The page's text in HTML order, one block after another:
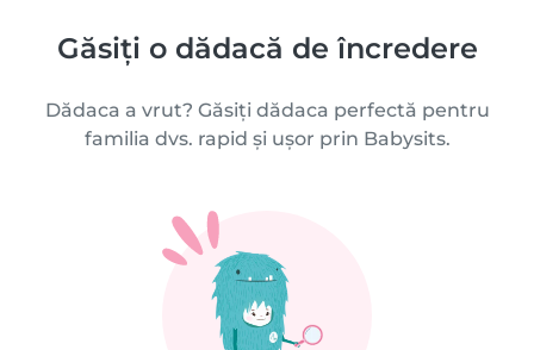
Găsiți o dădacă de încredere
Dădaca a vrut? Găsiți dădaca perfectă pentru
familia dvs. rapid și ușor prin Babysits.